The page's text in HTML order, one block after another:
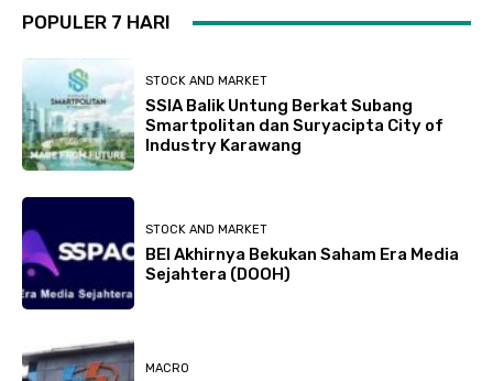
POPULER 7 HARI
STOCK AND MARKET
SSIA Balik Untung Berkat Subang
Smartpolitan dan Suryacipta City of
Industry Karawang
STOCK AND MARKET
BEI Akhirnya Bekukan Saham Era Media
Sejahtera (DOOH)
MACRO